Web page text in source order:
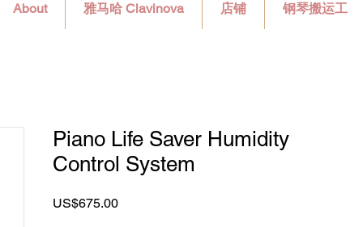
About 雅马哈 Clavinova 店铺 钢琴搬运工
Piano Life Saver Humidity
Control System
US$675.00價